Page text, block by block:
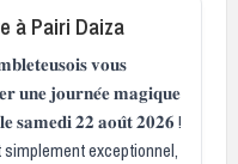
à Pairi Daiza
𝐯𝐨𝐮𝐬
𝐮𝐧𝐞 𝐣𝐨𝐮𝐫𝐧𝐞́𝐞 𝐦𝐚𝐠𝐢𝐪𝐮𝐞
𝐬𝐚𝐦𝐞𝐝𝐢 𝟐𝟐 𝐚𝐨𝐮̂𝐭 𝟐𝟎𝟐𝟔 !
simplement exceptionnel,